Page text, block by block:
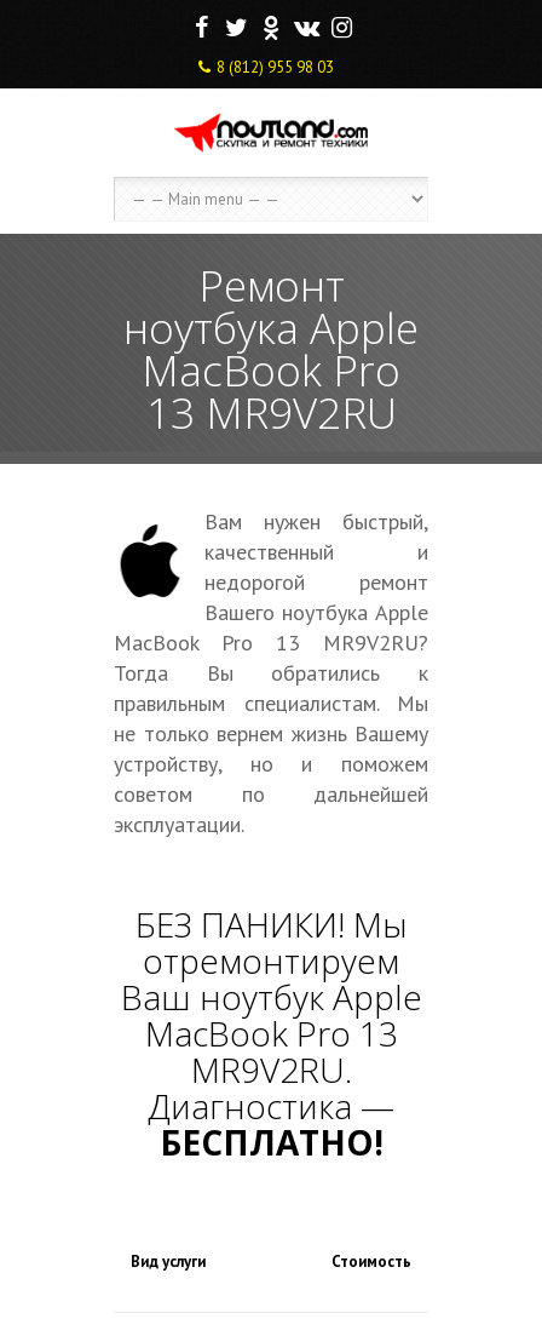
F T O V I
8 (812) 955 98 03
Ремонт
ноутбука Apple
MacBook Pro
13 MR9V2RU
Вам нужен быстрый,
качественный и
недорогой ремонт
Вашего ноутбука Apple
MacBook Pro 13 MR9V2RU?
Тогда Вы обратились к
правильным специалистам. Мы
не только вернем жизнь Вашему
устройству, но и поможем
советом по дальнейшей
эксплуатации.
БЕЗ ПАНИКИ! Мы
отремонтируем
Ваш ноутбук Apple
MacBook Pro 13
MR9V2RU.
Диагностика —
БЕСПЛАТНО!
Вид услуги Стоимость